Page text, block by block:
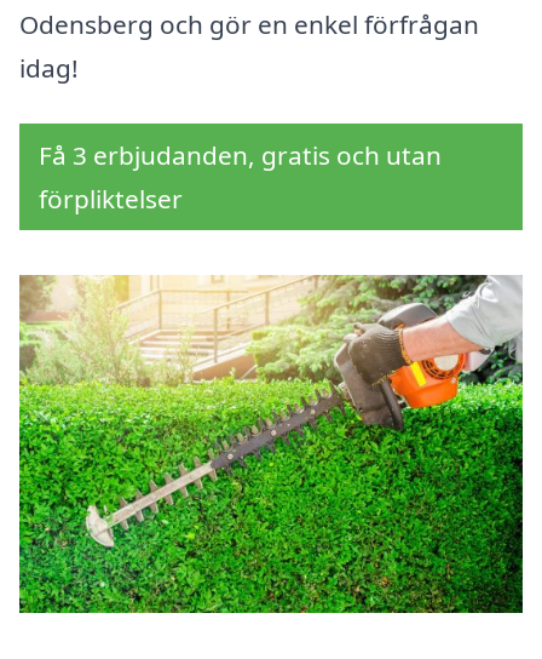
Odensberg och gör en enkel förfrågan
idag!
Få 3 erbjudanden, gratis och utan
förpliktelser